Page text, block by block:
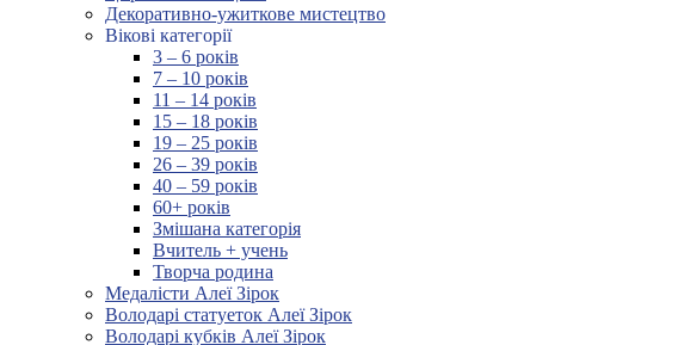
Декоративно-ужиткове мистецтво
Вікові категорії
3 – 6 років
7 – 10 років
11 – 14 років
15 – 18 років
19 – 25 років
26 – 39 років
40 – 59 років
60+ років
Змішана категорія
Вчитель + учень
Творча родина
Медалісти Алеї Зірок
Володарі статуеток Алеї Зірок
Володарі кубків Алеї Зірок